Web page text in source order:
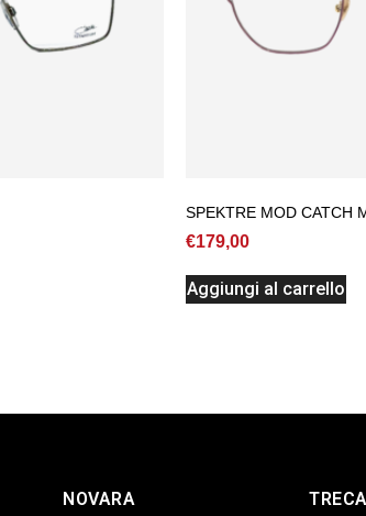
SPEKTRE MOD CATCH
€179,00
Aggiungi al carrello
NOVARA